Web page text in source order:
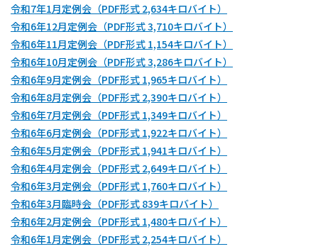
令和7年1月定例会（PDF形式 2,634キロバイト）
令和6年12月定例会（PDF形式 3,710キロバイト）
令和6年11月定例会（PDF形式 1,154キロバイト）
令和6年10月定例会（PDF形式 3,286キロバイト）
令和6年9月定例会（PDF形式 1,965キロバイト）
令和6年8月定例会（PDF形式 2,390キロバイト）
令和6年7月定例会（PDF形式 1,349キロバイト）
令和6年6月定例会（PDF形式 1,922キロバイト）
令和6年5月定例会（PDF形式 1,941キロバイト）
令和6年4月定例会（PDF形式 2,649キロバイト）
令和6年3月定例会（PDF形式 1,760キロバイト）
令和6年3月臨時会（PDF形式 839キロバイト）
令和6年2月定例会（PDF形式 1,480キロバイト）
令和6年1月定例会（PDF形式 2,254キロバイト）